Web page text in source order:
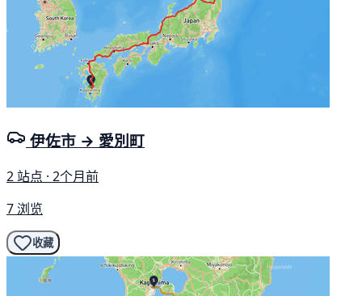
伊佐市 → 愛別町
2 站点 · 2个月前
7 浏览
收藏